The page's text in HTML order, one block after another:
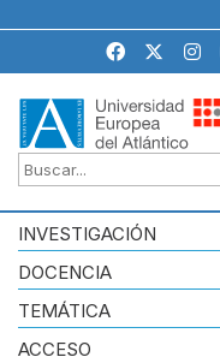
INVESTIGACIÓN
DOCENCIA
TEMÁTICA
ACCESO